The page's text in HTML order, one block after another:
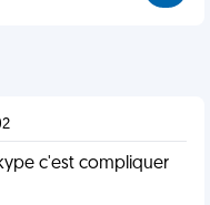
c'est compliquer